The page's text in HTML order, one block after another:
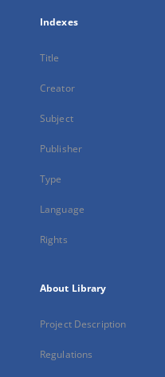
Indexes
Title
Creator
Subject
Publisher
Type
Language
Rights
About Library
Project Description
Regulations